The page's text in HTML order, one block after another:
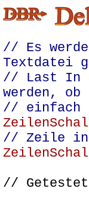
// Es
Textdatei
// Last In
werden,
// einfach
// Zeile
// Getestet